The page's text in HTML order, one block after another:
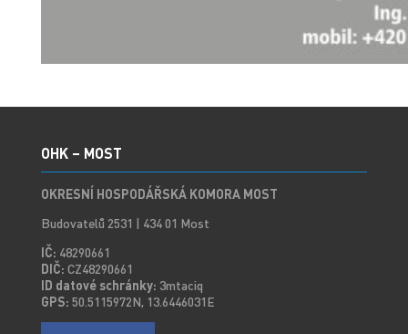
OHK – MOST
OKRESNÍ HOSPODÁŘSKÁ KOMORA MOST
Budovatelů 2531 | 434 01 Most
IČ: 48290661
DIČ: CZ48290661
ID datové schránky: 3mtaciq
GPS: 50.5115972N, 13.6446031E